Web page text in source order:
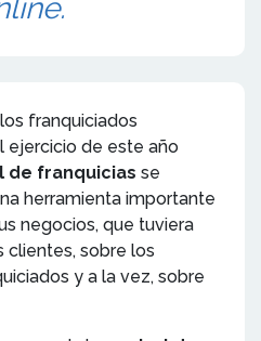
franquiciados
ejercicio de este año
de franquicias se
herramienta importante
negocios, que tuviera
clientes, sobre los
y a la vez, sobre